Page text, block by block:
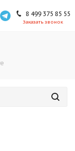
8 499 375 85 55
Заказать звонок